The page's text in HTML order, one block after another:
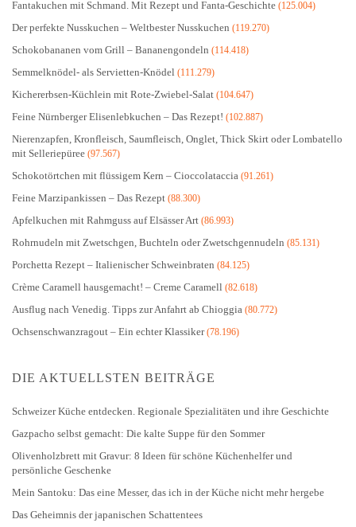
Fantakuchen mit Schmand. Mit Rezept und Fanta-Geschichte (125.004)
Der perfekte Nusskuchen – Weltbester Nusskuchen (119.270)
Schokobananen vom Grill – Bananengondeln (114.418)
Semmelknödel- als Servietten-Knödel (111.279)
Kichererbsen-Küchlein mit Rote-Zwiebel-Salat (104.647)
Feine Nürnberger Elisenlebkuchen – Das Rezept! (102.887)
Nierenzapfen, Kronfleisch, Saumfleisch, Onglet, Thick Skirt oder Lombatello
mit Selleriepüree (97.567)
Schokotörtchen mit flüssigem Kern – Cioccolataccia (91.261)
Feine Marzipankissen – Das Rezept (88.300)
Apfelkuchen mit Rahmguss auf Elsässer Art (86.993)
Rohrnudeln mit Zwetschgen, Buchteln oder Zwetschgennudeln (85.131)
Porchetta Rezept – Italienischer Schweinbraten (84.125)
Crème Caramell hausgemacht! – Creme Caramell (82.618)
Ausflug nach Venedig. Tipps zur Anfahrt ab Chioggia (80.772)
Ochsenschwanzragout – Ein echter Klassiker(78.196)
DIE AKTUELLSTEN BEITRÄGE
Schweizer Küche entdecken. Regionale Spezialitäten und ihre Geschichte
Gazpacho selbst gemacht: Die kalte Suppe für den Sommer
Olivenholzbrett mit Gravur: 8 Ideen für schöne Küchenhelfer und
persönliche Geschenke
Mein Santoku: Das eine Messer, das ich in der Küche nicht mehr hergebe
Das Geheimnis der japanischen Schattentees